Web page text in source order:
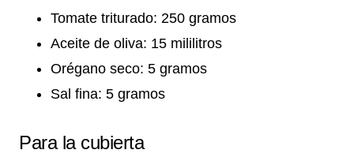
Tomate triturado: 250 gramos
Aceite de oliva: 15 mililitros
Orégano seco: 5 gramos
Sal fina: 5 gramos
Para la cubierta